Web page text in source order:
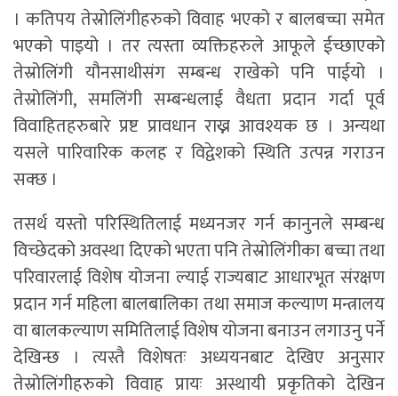
। कतिपय तेस्रोलिंगीहरुको विवाह भएको र बालबच्चा समेत
भएको पाइयो । तर त्यस्ता व्यक्तिहरुले आफूले ईच्छाएको
तेस्रोलिंगी यौनसाथीसंग सम्बन्ध राखेको पनि पाईयो ।
तेस्रोलिंगी, समलिंगी सम्बन्धलाई वैधता प्रदान गर्दा पूर्व
विवाहितहरुबारे प्रष्ट प्रावधान राख्न आवश्यक छ । अन्यथा
यसले पारिवारिक कलह र विद्वेशको स्थिति उत्पन्न गराउन
सक्छ ।
तसर्थ यस्तो परिस्थितिलाई मध्यनजर गर्न कानुनले सम्बन्ध
विच्छेदको अवस्था दिएको भएता पनि तेस्रोलिंगीका बच्चा तथा
परिवारलाई विशेष योजना ल्याई राज्यबाट आधारभूत संरक्षण
प्रदान गर्न महिला बालबालिका तथा समाज कल्याण मन्त्रालय
वा बालकल्याण समितिलाई विशेष योजना बनाउन लगाउनु पर्ने
देखिन्छ । त्यस्तै विशेषतः अध्ययनबाट देखिए अनुसार
तेस्रोलिंगीहरुको विवाह प्रायः अस्थायी प्रकृतिको देखिन